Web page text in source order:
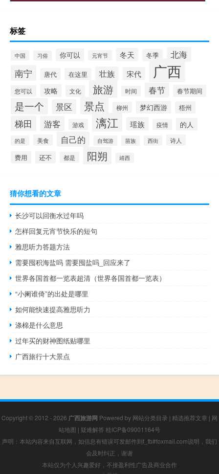
标签
中国 习俗 你可以 元宵节 冬天 冬季 北海
南宁 唐代 在这里 壮族 宋代 广西
您可以 攻略 文化 旅游 时间 春节 春节期间
是一个 景区 景点 柳州 梦幻西游 梧州
梯田 游客 游戏 漓江 瑶族 疫情 的人
的是 美食 自己的 自驾游 苗族 西街 诗人
费用 还不 都是 阳朔 靖西
猜你想看的文章
长沙可以回衡水过年吗
怎样回复元宵节快乐的短句
雅思听力答题方法
需要囤积海盐吗 需要囤盐吗_回应来了
世界各国首都一览表超清（世界各国首都一览表）
“小阑谁倚”的出处是哪里
如何能快速提高雅思听力
涤棉是什么意思
过年买的财神图纸贴哪里
广西旅行十大景点
Copyright © 2012 - 2026 广西旅游网 Powered by 网站分类目录 | 精选推荐文章 | 网
站地图 | 疑难解答 桂ICP备09001164号
声明：本站内容来自互联网，如信息有错误可发邮件到f_fb#foxmail.com说明，我们
会及时纠正，谢谢
本站仅为个人兴趣爱好，不接盈利性广告及商业合作